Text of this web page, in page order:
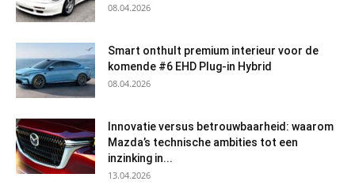
08.04.2026
Smart onthult premium interieur voor de
komende #6 EHD Plug-in Hybrid
08.04.2026
Innovatie versus betrouwbaarheid: waarom
Mazda’s technische ambities tot een
inzinking in...
13.04.2026